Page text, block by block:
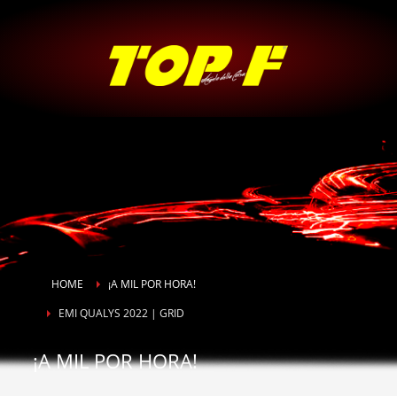
HOME
¡A MIL POR HORA!
EMI QUALYS 2022 | GRID
¡A MIL POR HORA!